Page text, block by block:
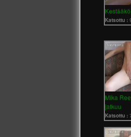
Katsottu :
Mika
jatkuu
Katsottu :